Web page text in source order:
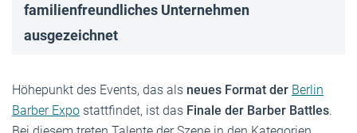
familienfreundliches Unternehmen
ausgezeichnet
Höhepunkt des Events, das als neues Format der Berlin
Barber Expo stattfindet, ist das Finale der Barber Battles.